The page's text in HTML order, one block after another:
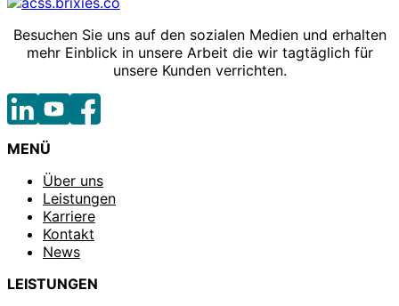
Besuchen Sie uns auf den sozialen Medien und erhalten
mehr Einblick in unsere Arbeit die wir tagtäglich für
unsere Kunden verrichten.
MENÜ
Über uns
Leistungen
Karriere
Kontakt
News
LEISTUNGEN